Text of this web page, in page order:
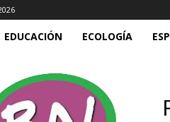
EDUCACIÓN ECOLOGÍA